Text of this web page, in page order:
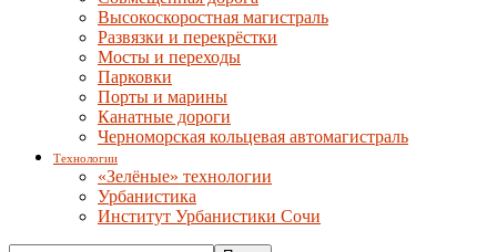
Высокоскоростная магистраль
Развязки и перекрёстки
Мосты и переходы
Парковки
Порты и марины
Канатные дороги
Черноморская кольцевая автомагистраль
Технологии
«Зелёные» технологии
Урбанистика
Институт Урбанистики Сочи